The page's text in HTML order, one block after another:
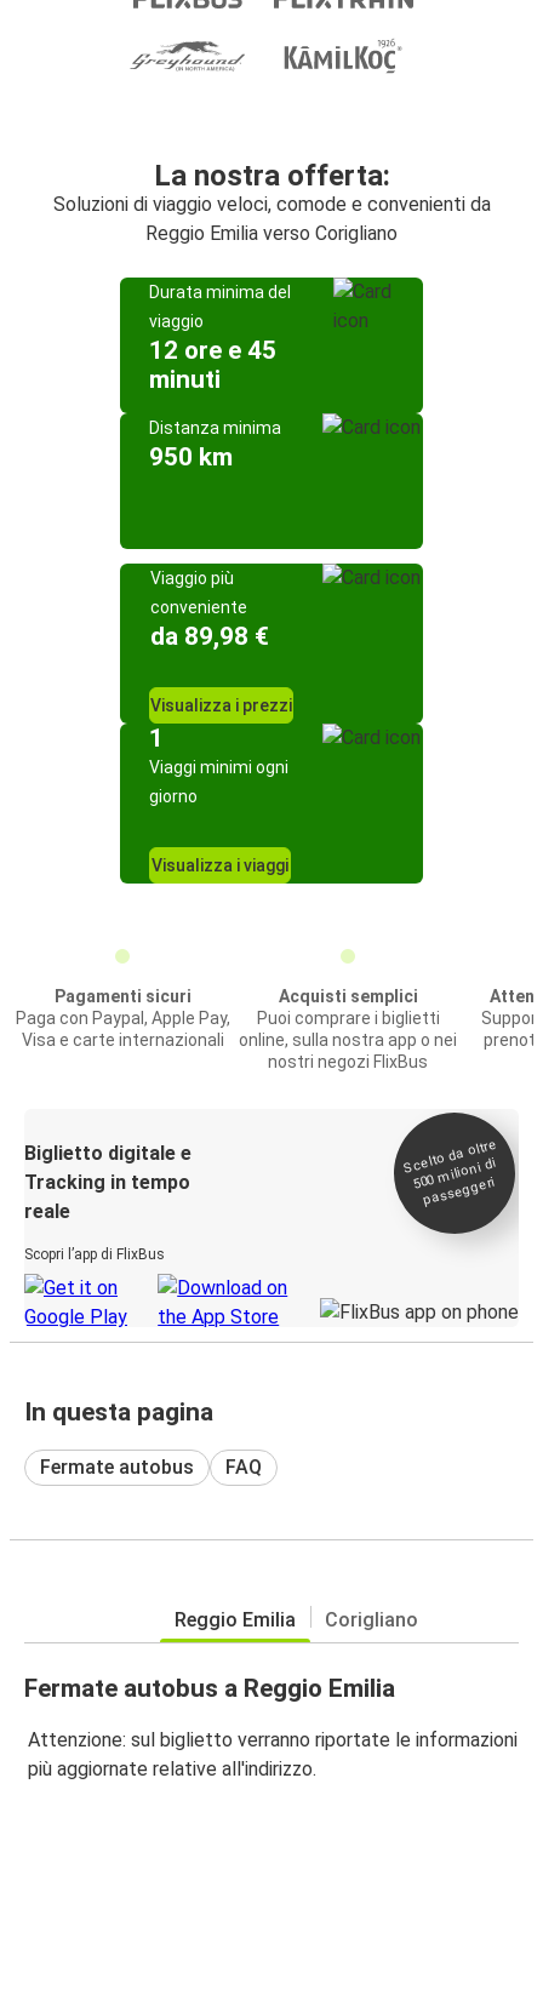
La nostra offerta:
Soluzioni di viaggio veloci, comode e convenienti da
Reggio Emilia verso Corigliano
Durata minima del
viaggio
12 ore e 45
minuti
Distanza minima
950 km
Viaggio più
conveniente
da 89,98 €
Visualizza i prezzi
1
Viaggi minimi ogni
giorno
Visualizza i viaggi
Pagamenti sicuri
Paga con Paypal, Apple Pay,
Visa e carte internazionali
Acquisti semplici
Puoi comprare i biglietti
online, sulla nostra app o nei
nostri negozi FlixBus
Biglietto digitale e
Tracking in tempo
reale
Scopri l’app di FlixBus
Scelto da oltre
500
milioni di
passeggeri
In questa pagina
Fermate autobus FAQ
Reggio Emilia Corigliano
Fermate autobus a Reggio Emilia
Attenzione: sul biglietto verranno riportate le informazioni
più aggiornate relative all'indirizzo.